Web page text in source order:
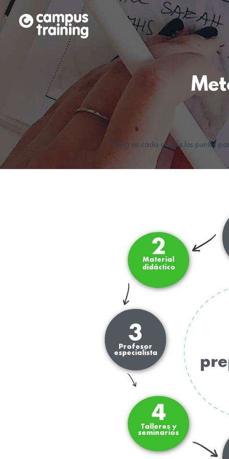
3
Profesor
especialista
2
Material
didáctico
*Pulsa en cada uno de los puntos
4
Talleres y
seminarios